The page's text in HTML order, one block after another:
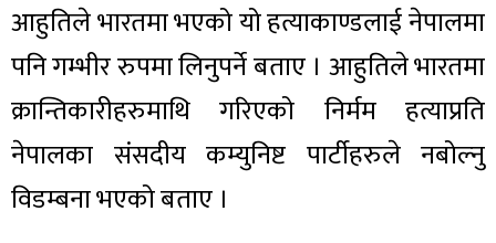
आहुतिले भारतमा भएको यो हत्याकाण्डलाई नेपालमा
पनि गम्भीर रुपमा लिनुपर्ने बताए । आहुतिले भारतमा
क्रान्तिकारीहरुमाथि गरिएको निर्मम हत्याप्रति
नेपालका संसदीय कम्युनिष्ट पार्टीहरुले नबोल्नु
विडम्बना भएको बताए ।